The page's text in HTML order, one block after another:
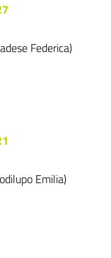
Federica)
Emilia)